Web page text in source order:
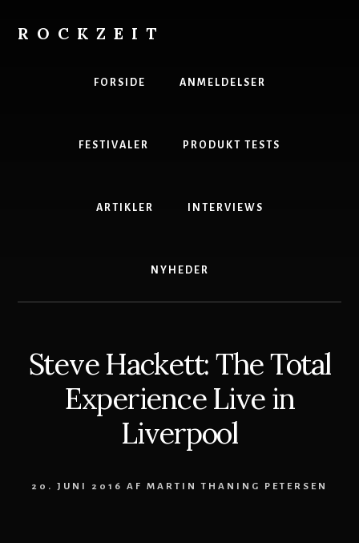
content
ROCKZEIT
FORSIDE ANMELDELSER
FESTIVALER PRODUKT TESTS
ARTIKLER INTERVIEWS
NYHEDER
Steve Hackett: The Total
Experience Live in
Liverpool
20. JUNI 2016 AF MARTIN THANING PETERSEN